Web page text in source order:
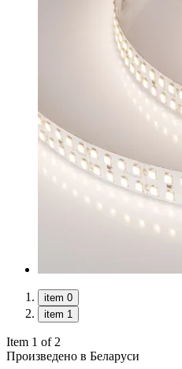
item 0
item 1
Item 1 of 2
Произведено в Беларуси